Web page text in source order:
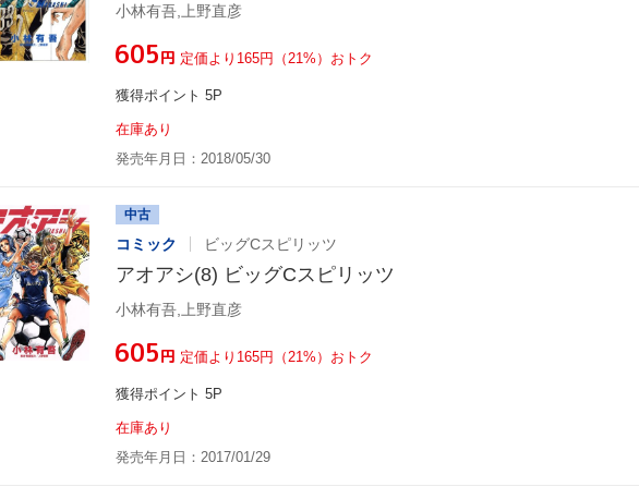
小林有吾,上野直彦
¥605円 定価より165円（21%）おトク
獲得ポイント 5P
在庫あり
発売年月日：2018/05/30
中古
コミック ビッグCスピリッツ
アオアシ(8) ビッグCスピリッツ
小林有吾,上野直彦
¥605円 定価より165円（21%）おトク
獲得ポイント 5P
在庫あり
発売年月日：2017/01/29